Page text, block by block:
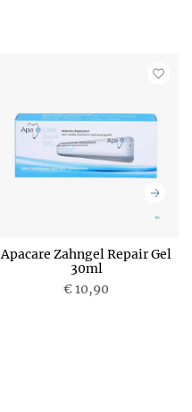
Apacare Zahngel Repair Gel
30ml
€ 10,90